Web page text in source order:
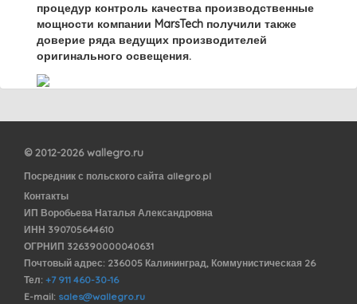
процедур контроль качества производственные
мощности компании MarsTech получили также
доверие ряда ведущих производителей
оригинального освещения.
© 2012-2026 wallegro.ru
Посредник с польского сайта allegro.pl
Контакты
ИП Воробьева Наталья Александровна
ИНН 390705644610
ОГРНИП 326390000040631
Почтовый адрес: 236005 Калининград, Коммунистическая 26
Тел: +7 911 460-30-16
E-mail: sales@wallegro.ru